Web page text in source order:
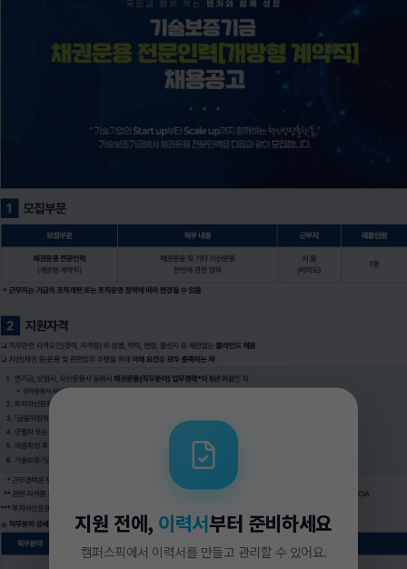
지원 전에, 이력서부터 준비하세요
캠퍼스픽에서 이력서를 만들고 관리할 수 있어요.